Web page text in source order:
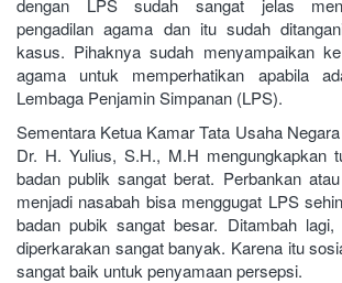
pengadilan agama dan itu sudah
kasus. Pihaknya sudah menyampaikan
agama untuk memperhatikan apabila
Lembaga Penjamin Simpanan (LPS).
Sementara Ketua Kamar Tata Usaha
Dr. H. Yulius, S.H., M.H mengungkapkan
badan publik sangat berat. Perbankan
menjadi nasabah bisa menggugat LPS
badan pubik sangat besar. Ditambah lagi,
diperkarakan sangat banyak. Karena itu
sangat baik untuk penyamaan persepsi.